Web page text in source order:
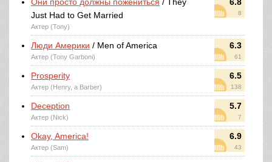
8
Just Had to Get Married
Актер (Tony)
6.3
61
Люди Америки / Men of America
Актер (Tony Garboni)
6.5
138
Prosperity
Актер (Henry, a Barber)
5.7
7
Deception
Актер (Nick)
6.9
43
Okay, America!
Актер (Sam)